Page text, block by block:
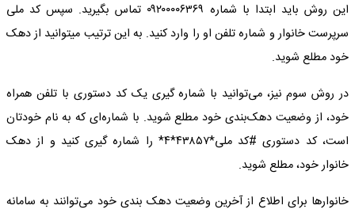
این روش باید ابتدا با شماره ۰۹۲۰۰۰۰۶۳۶۹ تماس بگیرید. سپس کد ملی
سرپرست خانوار و شماره تلفن او را وارد کنید. به این ترتیب میتوانید از دهک
خود مطلع شوید.
در روش سوم نیز، می‌توانید با شماره گیری یک کد دستوری با تلفن همراه
خود، از وضعیت دهک‌بندی خود مطلع شوید. با شماره‌ای که به نام خودتان
است، کد دستوری #کد ملی*۴۳۸۵۷*۴* را شماره گیری کنید و از دهک
خانوار خود، مطلع شوید.
خانوار‌ها برای اطلاع از آخرین وضعیت دهک بندی خود می‌توانند به سامانه